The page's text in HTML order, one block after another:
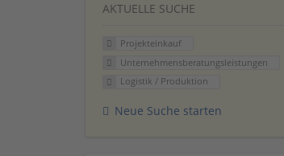
AKTUELLE SUCHE
Projekteinkauf
Unternehmensberatungsleistungen
Logistik / Produktion
Neue Suche starten